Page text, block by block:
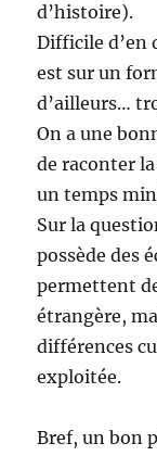
d’histoire).
Difficile d’en
est sur un
d’ailleurs…
On a une
de raconter
un temps
Sur la
possède des
permettent
étrangère,
différences
exploitée.
Bref, un bon